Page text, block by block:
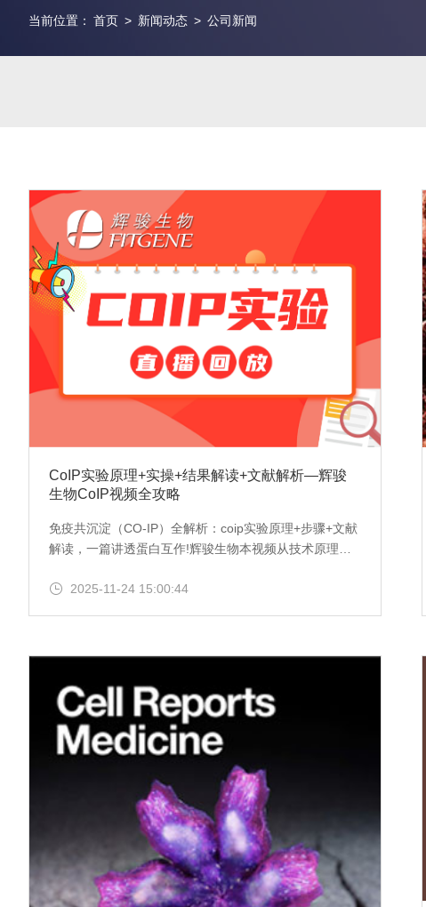
当前位置： 首页 > 新闻动态 > 公司新闻
CoIP实验原理+实操+结果解读+文献解析—辉骏
生物CoIP视频全攻略
免疫共沉淀（CO-IP）全解析：coip实验原理+步骤+文献
解读，一篇讲透蛋白互作!辉骏生物本视频从技术原理深
同研究场景的应用选择（基础互作验证/ 高分论文优化方
2025-11-24 15:00:44